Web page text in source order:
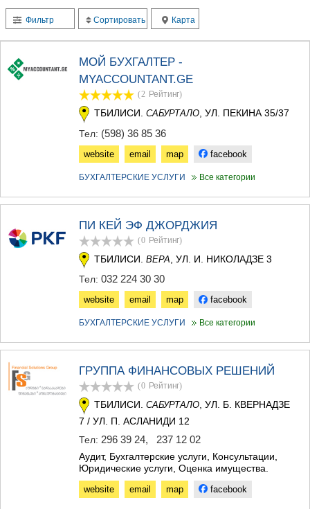
БАГДАТИ
ВАНИ
САМТРЕДИА
ГУРДЖААНИ
ДЕДОПЛИСЦКАРО
ТЕЛАВИ
ЛАГОДЕХИ
САГАРЕДЖО
МЦХЕТА-МТИАНЕТИ
СТЕПАНЦМИНДА (КАЗБЕГИ)
ГУДАУРИ
РАЧА-ЛЕЧХУМИ/НИЖНЯЯ
АМБРОЛАУРИ
МЕГРЕЛИЯ/ВЕРХНЯЯ
Фильтр Сортировать Карта
МОЙ БУХГАЛТЕР -
MYACCOUNTANT.GE
(2 Рейтинг)
ТБИЛИСИ. САБУРТАЛО , УЛ. ПЕКИНА 35/37
Тел: (598) 36 85 36
website email map facebook
БУХГАЛТЕРСКИЕ УСЛУГИ Все категории
ПИ КЕЙ ЭФ ДЖОРДЖИЯ
(0 Рейтинг)
ТБИЛИСИ. ВЕРА , УЛ. И. НИКОЛАДЗЕ 3
Тел: 032 224 30 30
website email map facebook
БУХГАЛТЕРСКИЕ УСЛУГИ Все категории
ГРУППА ФИНАНСОВЫХ РЕШЕНИЙ
(0 Рейтинг)
ТБИЛИСИ. САБУРТАЛО , УЛ. Б. КВЕРНАДЗЕ
7 / УЛ. П. АСЛАНИДИ 12
Тел: 296 39 24, 237 12 02
Аудит, Бухгалтерские услуги, Консультации,
Юридические услуги, Оценка имущества.
website email map facebook